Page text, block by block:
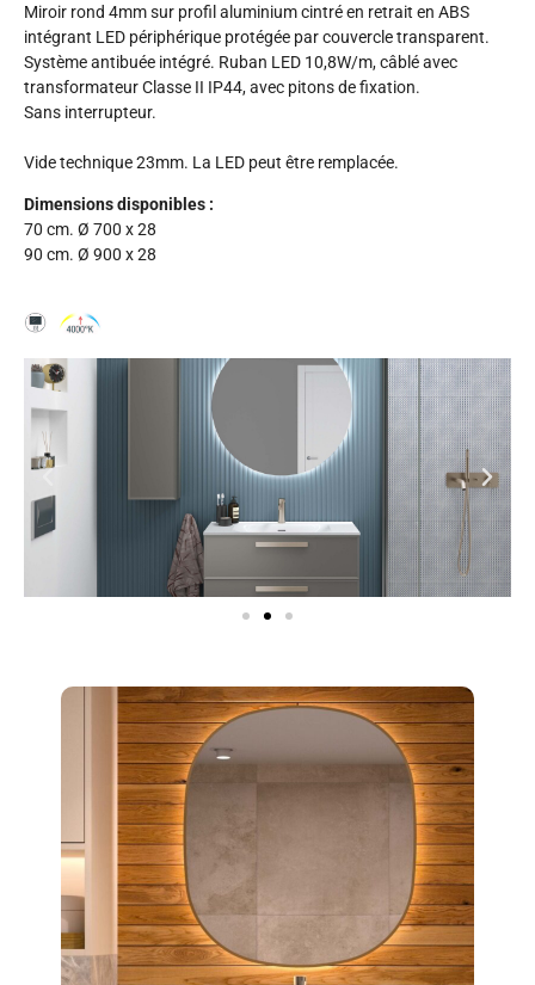
Miroir rond 4mm sur profil aluminium cintré en retrait en ABS
intégrant LED périphérique protégée par couvercle transparent.
Système antibuée intégré. Ruban LED 10,8W/m, câblé avec
transformateur Classe II IP44, avec pitons de fixation.
Sans interrupteur.
Vide technique 23mm. La LED peut être remplacée.
Dimensions disponibles :
70 cm. Ø 700 x 28
90 cm. Ø 900 x 28